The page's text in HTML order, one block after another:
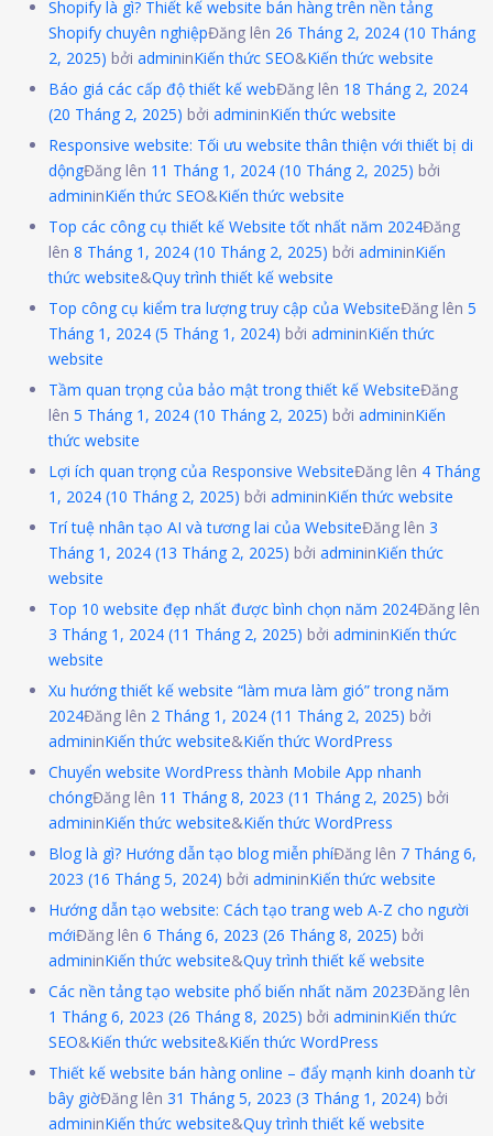
Shopify là gì? Thiết kế website bán hàng trên nền tảng
Shopify chuyên nghiệpĐăng lên 26 Tháng 2, 2024 (10 Tháng
2, 2025) bởi admininKiến thức SEO&Kiến thức website
Báo giá các cấp độ thiết kế webĐăng lên 18 Tháng 2, 2024
(20 Tháng 2, 2025) bởi admininKiến thức website
Responsive website: Tối ưu website thân thiện với thiết bị di
dộngĐăng lên 11 Tháng 1, 2024 (10 Tháng 2, 2025) bởi
admininKiến thức SEO&Kiến thức website
Top các công cụ thiết kế Website tốt nhất năm 2024Đăng
lên 8 Tháng 1, 2024 (10 Tháng 2, 2025) bởi admininKiến
thức website&Quy trình thiết kế website
Top công cụ kiểm tra lượng truy cập của WebsiteĐăng lên 5
Tháng 1, 2024 (5 Tháng 1, 2024) bởi admininKiến thức
website
Tầm quan trọng của bảo mật trong thiết kế WebsiteĐăng
lên 5 Tháng 1, 2024 (10 Tháng 2, 2025) bởi admininKiến
thức website
Lợi ích quan trọng của Responsive WebsiteĐăng lên 4 Tháng
1, 2024 (10 Tháng 2, 2025) bởi admininKiến thức website
Trí tuệ nhân tạo AI và tương lai của WebsiteĐăng lên 3
Tháng 1, 2024 (13 Tháng 2, 2025) bởi admininKiến thức
website
Top 10 website đẹp nhất được bình chọn năm 2024Đăng lên
3 Tháng 1, 2024 (11 Tháng 2, 2025) bởi admininKiến thức
website
Xu hướng thiết kế website “làm mưa làm gió” trong năm
2024Đăng lên 2 Tháng 1, 2024 (11 Tháng 2, 2025) bởi
admininKiến thức website&Kiến thức WordPress
Chuyển website WordPress thành Mobile App nhanh
chóngĐăng lên 11 Tháng 8, 2023 (11 Tháng 2, 2025) bởi
admininKiến thức website&Kiến thức WordPress
Blog là gì? Hướng dẫn tạo blog miễn phíĐăng lên 7 Tháng 6,
2023 (16 Tháng 5, 2024) bởi admininKiến thức website
Hướng dẫn tạo website: Cách tạo trang web A-Z cho người
mớiĐăng lên 6 Tháng 6, 2023 (26 Tháng 8, 2025) bởi
admininKiến thức website&Quy trình thiết kế website
Các nền tảng tạo website phổ biến nhất năm 2023Đăng lên
1 Tháng 6, 2023 (26 Tháng 8, 2025) bởi admininKiến thức
SEO&Kiến thức website&Kiến thức WordPress
Thiết kế website bán hàng online – đẩy mạnh kinh doanh từ
bây giờĐăng lên 31 Tháng 5, 2023 (3 Tháng 1, 2024) bởi
admininKiến thức website&Quy trình thiết kế website